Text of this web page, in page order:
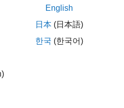
English
日本 (日本語)
한국 (한국어)